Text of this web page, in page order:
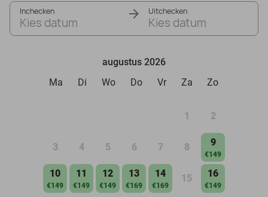
Inchecken
Kies datum
Uitchecken
Kies datum
augustus 2026
Ma
Di Wo Do Vr Za Zo
1 2
3 4 5 6 7 8 9
€149
10
€149
11
€149
12
€149
13
€169
14
€169
15 16
€149